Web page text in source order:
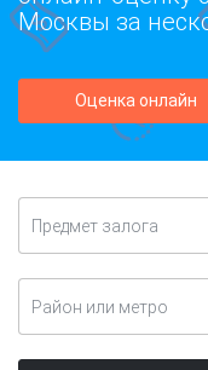
Москвы за
Оценка онлайн
Предмет залога
Район или метро